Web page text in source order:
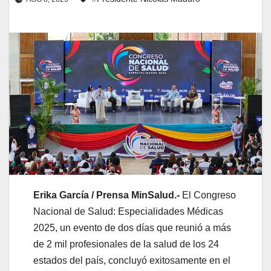
Erika García / Prensa MinSalud.- El Congreso
Nacional de Salud: Especialidades Médicas
2025, un evento de dos días que reunió a más
de 2 mil profesionales de la salud de los 24
estados del país, concluyó exitosamente en el